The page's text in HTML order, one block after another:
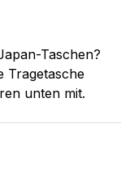
Taschen?
Tragetasche
unten mit.